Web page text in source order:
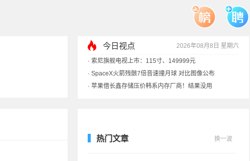
今日视点 2026年08月8日 星期六
· 索尼旗舰电视上市：115寸、149999元
· SpaceX火箭残骸7倍音速撞月球 对比图像公布
· 苹果借长鑫存储压价韩系内存厂商！结果没用
热门文章 换一波